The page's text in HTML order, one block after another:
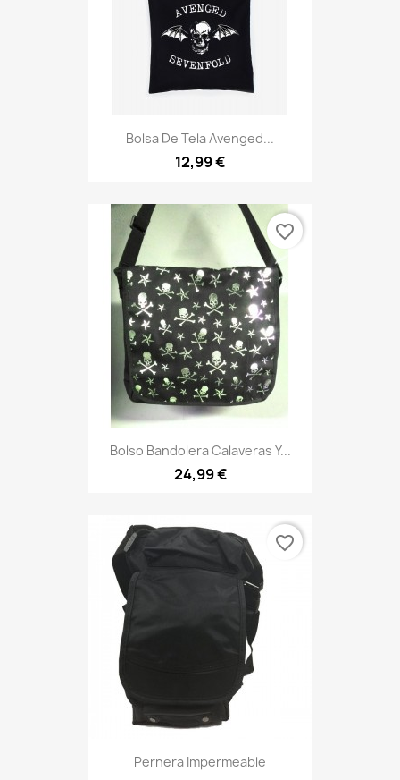
Bolsa De Tela Avenged...
12,99 €
Bolso Bandolera Calaveras Y...
24,99 €
favorite_border
Pernera Impermeable
favorite_border